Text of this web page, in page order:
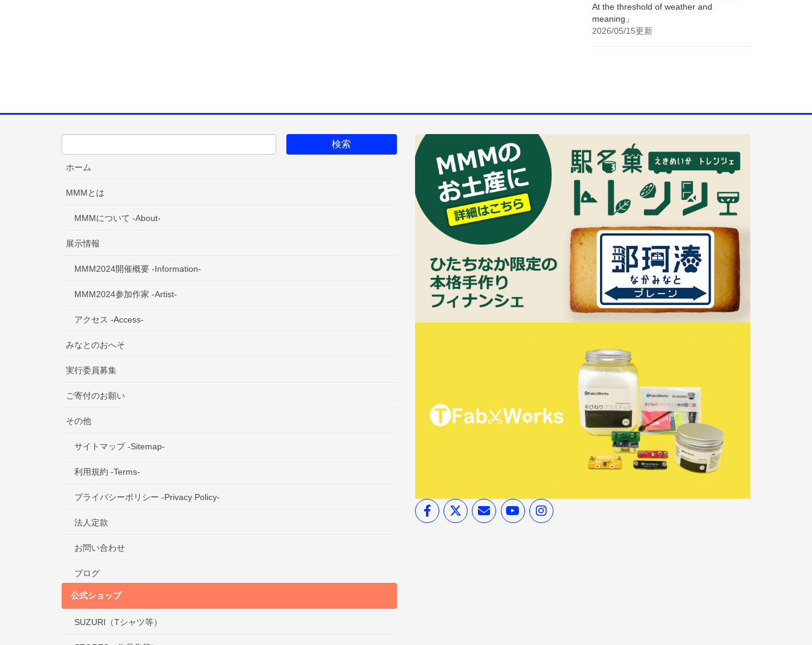
At the threshold of weather and
meaning」
2026/05/15更新
ホーム
MMMとは
MMMについて -About-
展示情報
MMM2024開催概要 -Information-
MMM2024参加作家 -Artist-
アクセス -Access-
みなとのおへそ
実行委員募集
ご寄付のお願い
その他
サイトマップ -Sitemap-
利用規約 -Terms-
プライバシーポリシー -Privacy Policy-
法人定款
お問い合わせ
ブログ
公式ショップ
SUZURI（Tシャツ等）